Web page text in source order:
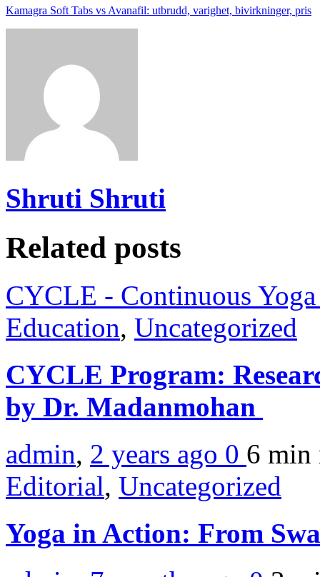
Kamagra Soft Tabs vs Avanafil: utbrudd, varighet, bivirkninger, pris
Shruti Shruti
Related posts
CYCLE - Continuous
Education, Uncategorized
CYCLE Program:
by Dr. Madanmohan
admin, 2 years ago 0 6 min
Editorial, Uncategorized
Yoga in Action: From